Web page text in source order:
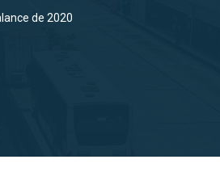
de 2020